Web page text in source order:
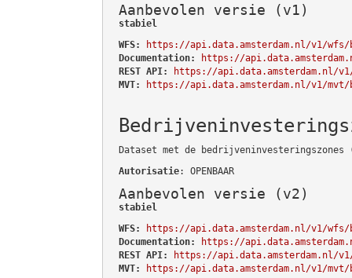
Aanbevolen versie (v1)
stabiel
WFS:
https://api.data.amsterdam.nl/v1/wfs/
Documentation:
https://
REST API:
https://api.data.amsterdam.nl/
MVT:
https://api.data.amsterdam.nl/v1/mvt/
Dataset met de bedrijveninvesteringszones
Autorisatie: OPENBAAR
Aanbevolen versie (v2)
stabiel
WFS:
https://api.data.amsterdam.nl/v1/wfs/
Documentation:
https://
REST API:
https://api.data.amsterdam.nl/
MVT:
https://api.data.amsterdam.nl/v1/